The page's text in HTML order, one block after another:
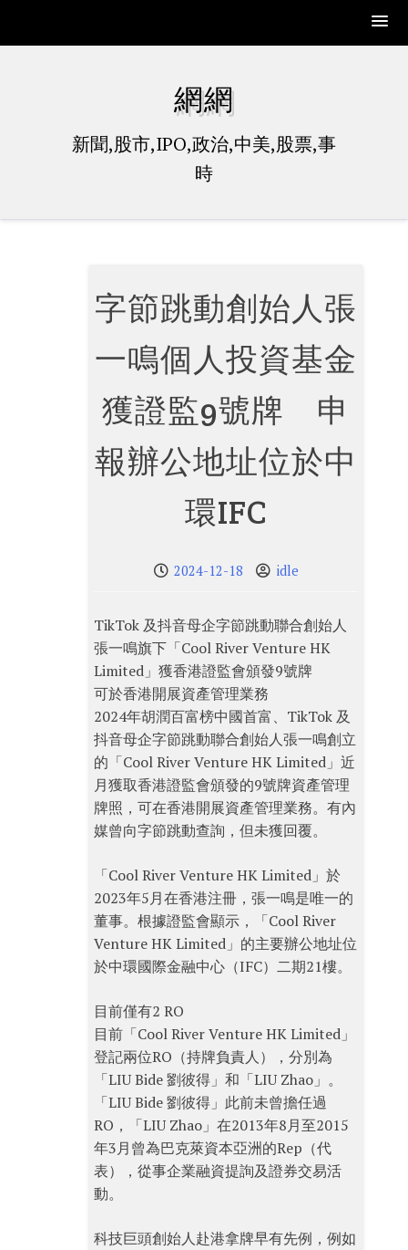
網網
新聞,股市,IPO,政治,中美,股票,事
時
字節跳動創始人張
一鳴個人投資基金
獲證監9號牌 申
報辦公地址位於中
環IFC
2024-12-18 idle
TikTok 及抖音母企字節跳動聯合創始人
張一鳴旗下「Cool River Venture HK
Limited」獲香港證監會頒發9號牌
可於香港開展資產管理業務
2024年胡潤百富榜中國首富、TikTok 及
抖音母企字節跳動聯合創始人張一鳴創立
的「Cool River Venture HK Limited」近
月獲取香港證監會頒發的9號牌資產管理
牌照，可在香港開展資產管理業務。有內
媒曾向字節跳動查詢，但未獲回覆。
「Cool River Venture HK Limited」於
2023年5月在香港注冊，張一鳴是唯一的
董事。根據證監會顯示，「Cool River
Venture HK Limited」的主要辦公地址位
於中環國際金融中心（IFC）二期21樓。
目前僅有2 RO
目前「Cool River Venture HK Limited」
登記兩位RO（持牌負責人），分別為
「LIU Bide 劉彼得」和「LIU Zhao」。
「LIU Bide 劉彼得」此前未曾擔任過
RO，「LIU Zhao」在2013年8月至2015
年3月曾為巴克萊資本亞洲的Rep（代
表），從事企業融資提詢及證券交易活
動。
科技巨頭創始人赴港拿牌早有先例，例如